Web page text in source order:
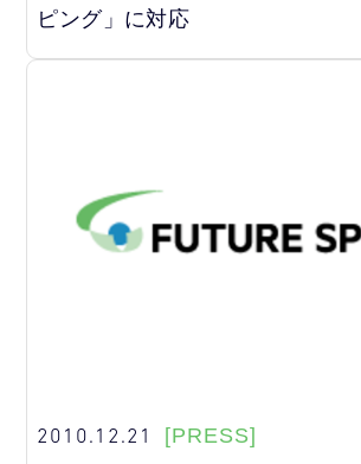
ピング」に対応
2010.12.21 [PRESS]